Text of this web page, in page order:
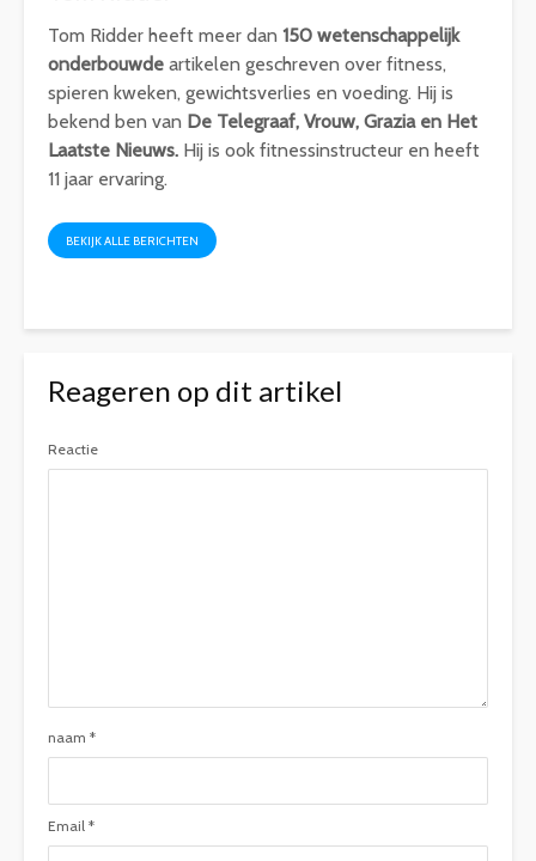
Tom Ridder heeft meer dan 150 wetenschappelijk
onderbouwde artikelen geschreven over fitness,
spieren kweken, gewichtsverlies en voeding. Hij is
bekend ben van De Telegraaf, Vrouw, Grazia en Het
Laatste Nieuws. Hij is ook fitnessinstructeur en heeft
11 jaar ervaring.
BEKIJK ALLE BERICHTEN
Reageren op dit artikel
Reactie
naam *
Email *